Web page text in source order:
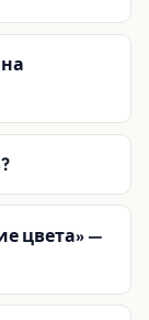
цвета» —